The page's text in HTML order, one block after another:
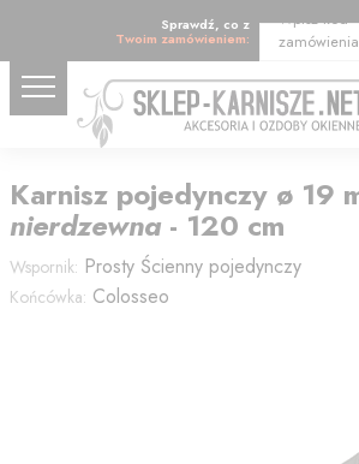
Sprawdź, co z
Twoim zamówieniem:
Wpisz kod
zamówienia
Karnisz pojedynczy ø 19
nierdzewna - 120 cm
Wspornik: Prosty Ścienny pojedynczy
Końcówka: Colosseo